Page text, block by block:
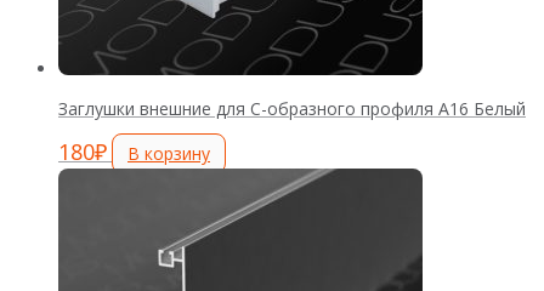
Заглушки внешние для С-образного профиля А16 Белый
180₽ В корзину